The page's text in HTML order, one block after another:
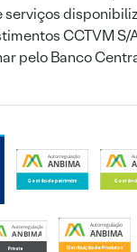
serviços
CCTVM
pelo Banco